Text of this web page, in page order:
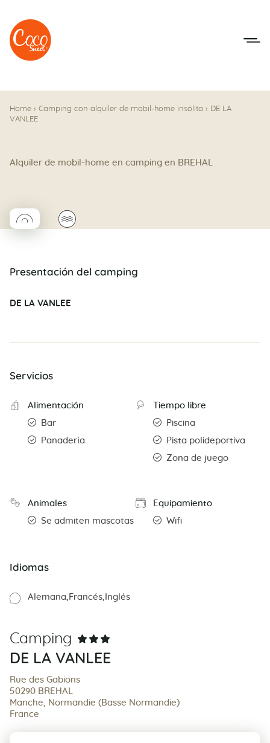
Ir al menú
Ir a los contenidos
Home › Camping con alquiler de mobil-home insólita › DE LA
VANLEE
Alquiler de mobil-home en camping en BREHAL
◯Coco rond🌊
Presentación del camping
DE LA VANLEE
Servicios
Alimentación
Bar
Panadería
Tiempo libre
Piscina
Pista polideportiva
Zona de juego
Animales
Se admiten mascotas
Equipamiento
Wifi
Idiomas
Alemana Francés Inglés
Camping
DE LA VANLEE
Rue des Gabions
50290 BREHAL
Manche, Normandie (Basse Normandie)
France